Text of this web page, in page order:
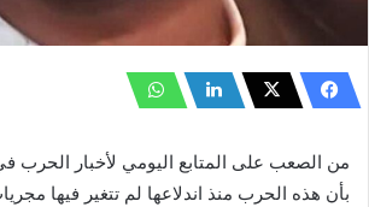
من الصعب على المتابع اليومي لأخبار الحرب
بأن هذه الحرب منذ اندلاعها لم تتغير فيها